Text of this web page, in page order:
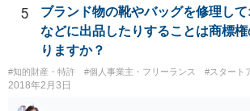
5
ブランド物の靴やバッグを修理し
などに出品したりすることは商標
りますか？
#知的財産・特許 #個人事業主・フリーランス #スタート
2018年2月3日